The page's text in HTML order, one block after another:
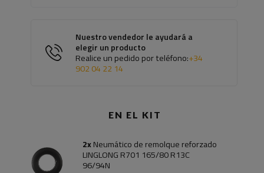
Nuestro vendedor le ayudará a
elegir un producto
Realice un pedido por teléfono:+34
902 04 22 14
EN EL KIT
2xNeumático de remolque reforzado
LINGLONG R701 165/80 R13C
96/94N